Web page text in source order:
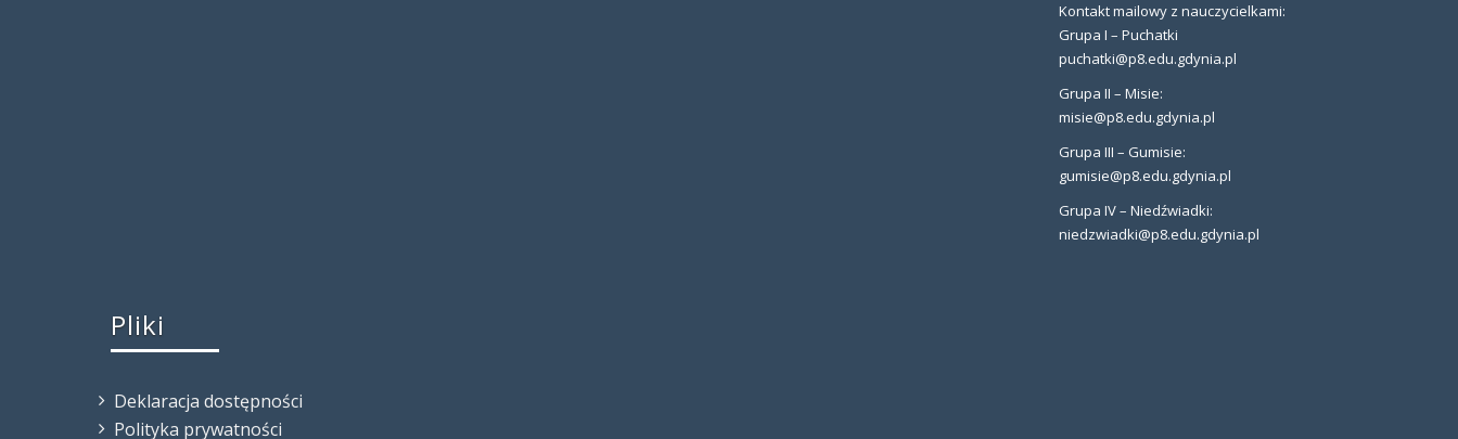
Kontakt mailowy z nauczycielkami:
Grupa I – Puchatki
puchatki@p8.edu.gdynia.pl
Grupa II – Misie:
misie@p8.edu.gdynia.pl
Grupa III – Gumisie:
gumisie@p8.edu.gdynia.pl
Grupa IV – Niedźwiadki:
niedzwiadki@p8.edu.gdynia.pl
Pliki
Deklaracja dostępności
Polityka prywatności